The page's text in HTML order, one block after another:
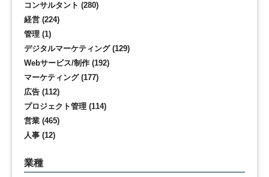
コンサルタント (280)
経営 (224)
管理 (1)
デジタルマーケティング (129)
Webサービス/制作 (192)
マーケティング (177)
広告 (112)
プロジェクト管理 (114)
営業 (465)
人事 (12)
業種